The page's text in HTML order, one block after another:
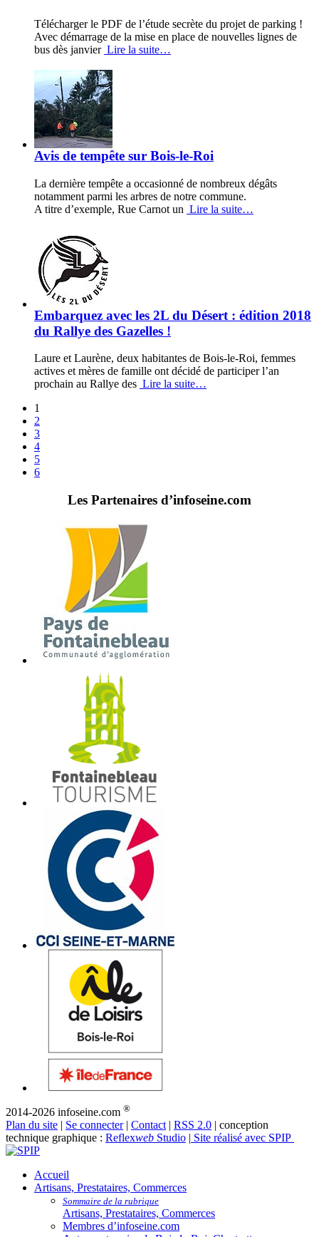
Télécharger le PDF de l’étude secrète du projet de parking !
Avec démarrage de la mise en place de nouvelles lignes de
bus dès janvier Lire la suite…
Avis de tempête sur Bois-le-Roi
La dernière tempête a occasionné de nombreux dégâts
notamment parmi les arbres de notre commune.
A titre d’exemple, Rue Carnot un Lire la suite…
Embarquez avec les 2L du Désert : édition 2018
du Rallye des Gazelles !
Laure et Laurène, deux habitantes de Bois-le-Roi, femmes
actives et mères de famille ont décidé de participer l’an
prochain au Rallye des Lire la suite…
1
2
3
4
5
6
Les Partenaires d’infoseine.com
2014-2026 infoseine.com ®
Plan du site | Se connecter| Contact | RSS 2.0 | conception
technique graphique : Reflexweb Studio | Site réalisé avec SPIP
Accueil
Artisans, Prestataires, Commerces
Sommaire de la rubrique
Artisans, Prestataires, Commerces
Membres d’infoseine.com